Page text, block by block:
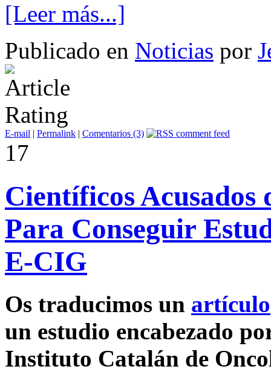
[Leer más...]
Publicado en Noticias por
E-mail | Permalink | Comentarios (3)
17
Científicos Acusados
Para Conseguir
E-CIG
Os traducimos un artículo
un estudio encabezado
Instituto Catalán de